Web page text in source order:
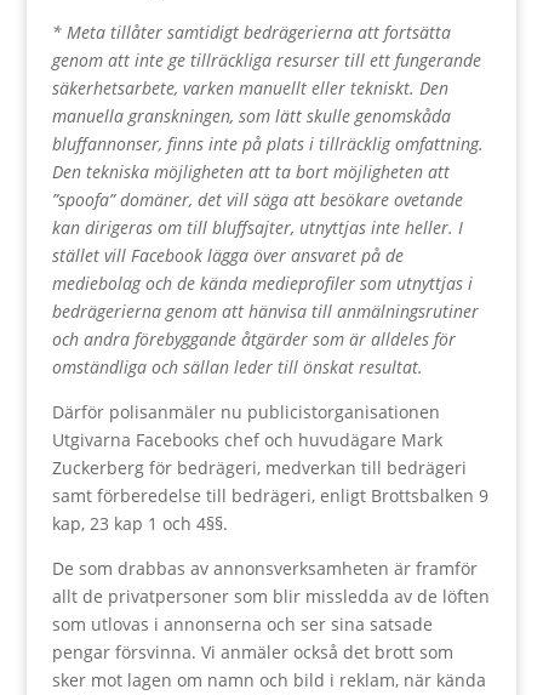
* Meta tillåter samtidigt bedrägerierna att fortsätta
genom att inte ge tillräckliga resurser till ett fungerande
säkerhetsarbete, varken manuellt eller tekniskt. Den
manuella granskningen, som lätt skulle genomskåda
bluffannonser, finns inte på plats i tillräcklig omfattning.
Den tekniska möjligheten att ta bort möjligheten att
”spoofa” domäner, det vill säga att besökare ovetande
kan dirigeras om till bluffsajter, utnyttjas inte heller. I
stället vill Facebook lägga över ansvaret på de
mediebolag och de kända medieprofiler som utnyttjas i
bedrägerierna genom att hänvisa till anmälningsrutiner
och andra förebyggande åtgärder som är alldeles för
omständliga och sällan leder till önskat resultat.
Därför polisanmäler nu publicistorganisationen
Utgivarna Facebooks chef och huvudägare Mark
Zuckerberg för bedrägeri, medverkan till bedrägeri
samt förberedelse till bedrägeri, enligt Brottsbalken 9
kap, 23 kap 1 och 4§§.
De som drabbas av annonsverksamheten är framför
allt de privatpersoner som blir missledda av de löften
som utlovas i annonserna och ser sina satsade
pengar försvinna. Vi anmäler också det brott som
sker mot lagen om namn och bild i reklam, när kända